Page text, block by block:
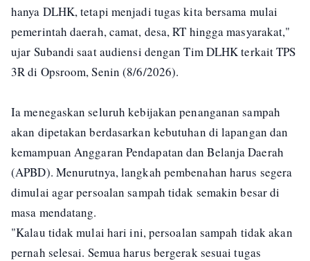
hanya DLHK, tetapi menjadi tugas kita bersama mulai
pemerintah daerah, camat, desa, RT hingga masyarakat,"
ujar Subandi saat audiensi dengan Tim DLHK terkait TPS
3R di Opsroom, Senin (8/6/2026).
Ia menegaskan seluruh kebijakan penanganan sampah
akan dipetakan berdasarkan kebutuhan di lapangan dan
kemampuan Anggaran Pendapatan dan Belanja Daerah
(APBD). Menurutnya, langkah pembenahan harus segera
dimulai agar persoalan sampah tidak semakin besar di
masa mendatang.
"Kalau tidak mulai hari ini, persoalan sampah tidak akan
pernah selesai. Semua harus bergerak sesuai tugas